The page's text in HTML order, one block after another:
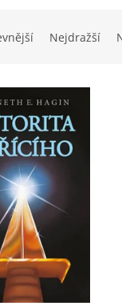
Nejdražší